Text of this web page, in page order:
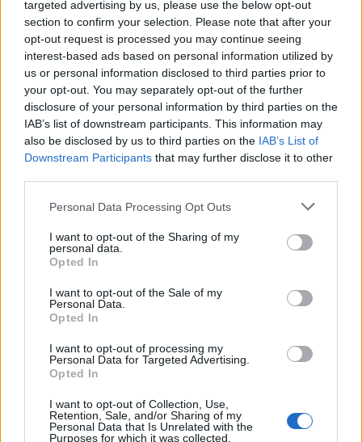
targeted advertising by us, please use the below opt-out
section to confirm your selection. Please note that after your
opt-out request is processed you may continue seeing
interest-based ads based on personal information utilized by
us or personal information disclosed to third parties prior to
your opt-out. You may separately opt-out of the further
disclosure of your personal information by third parties on the
IAB’s list of downstream participants. This information may
also be disclosed by us to third parties on the IAB’s List of
Downstream Participants that may further disclose it to other
Personal Data Processing Opt Outs
I want to opt-out of the Sharing of my
personal data.
Opted In
I want to opt-out of the Sale of my
Personal Data.
Opted In
I want to opt-out of processing my
Personal Data for Targeted Advertising.
Opted In
I want to opt-out of Collection, Use,
Retention, Sale, and/or Sharing of my
Personal Data that Is Unrelated with the
Purposes for which it was collected.
Dopravci: Blokování hranic je porušením mezivládních
dohod
10.10.2000 18:30 | PRAHA (ČIA )
V příkrém rozporu s mezivládními dohodami o volném pohybu
osob a zboží je podleSdružení automobilových dopravců Česmad
Bohemia
již několikadenní blokování česko-rakouských hranic ze
strany Rakouska. Jak dnes ČIA sdělil Martin Felix z Česmad, situace
na hranicích začíná ohrožovat také zdraví řidičů.
rozpočty obcí
Českobudějovické okresní shromáždění se rozhodlo pro letošní
rok posílit rozpočty obcí o třicet miliónů korun a dalších deset
miliónů zůstane ještě v rezervě
Na Pastvinách se vypouští přehrada
Po dvaadvaceti letech se dnes opět začíná vypouštět údolní nádrž
Pastviny na Ústeckoorlicku, která má velký význam především v
případě povodní. Důvodem je plánovaná oprava spodního
hráze proběhne i rekonstrukce vodní elektrárny.